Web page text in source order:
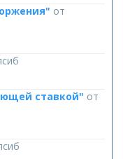
от
ставкой" от